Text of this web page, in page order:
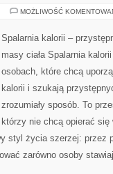
MOŻLIWOŚĆ
Spalarnia kalorii –
masy ciała Spalarnia
osobach, które chcą
kalorii i szukają
zrozumiały sposób. To
którzy nie chcą opierać się
styl życia szerzej: przez
zarówno osoby